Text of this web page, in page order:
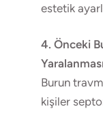
estetik
4. Önceki
Burun
kişiler